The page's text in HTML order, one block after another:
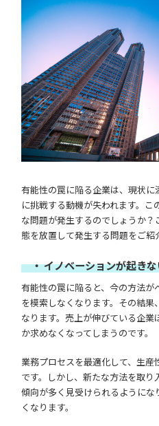
有能性の罠に陥る企業は、現状
に挑戦する動機が失われます。こ
な問題が発生するのでしょうか
態を放置して発生する問題をご紹
・ イノベーションが起き
有能性の罠に陥ると、今の方法
を模索しなくなります。その結果
なります。売上が伸びている企
か求めなくなってしまうのです。
業務プロセスを最適化して、生
です。しかし、新たな方法を取
傾向が多く見受けられるようにな
くなります。